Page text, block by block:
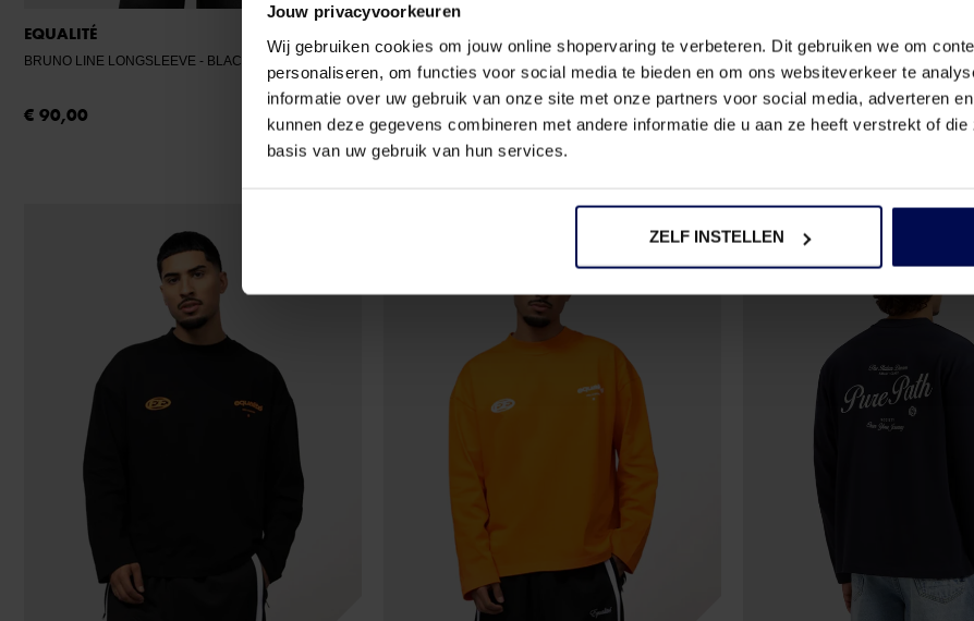
Jouw privacyvoorkeuren
Wij gebruiken cookies om jouw online shopervaring te verbeteren. Dit gebruiken we om
personaliseren, om functies voor social media te bieden en om ons websiteverkeer te
informatie over uw gebruik van onze site met onze partners voor social media, adverteren
kunnen deze gegevens combineren met andere informatie die u aan ze heeft verstrekt of
basis van uw gebruik van hun services.
ZELF INSTELLEN
EQUALITÉ
BRUNO LINE LONGSLEEVE - BLACK
€ 90,00
MALELIONS
€ 67,49 € 89,99
MALELIONS
€ 67,49 € 89,99